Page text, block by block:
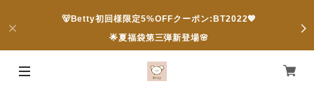
🐻Betty初回様限定5%OFFクーポン:BT2022💖
🌟夏福袋第三弾新登場🌸